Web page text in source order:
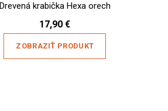
Drevená krabička Hexa orech
17,90€
ZOBRAZIŤ PRODUKT